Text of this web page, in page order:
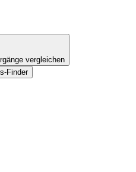
vergleichen
Finder